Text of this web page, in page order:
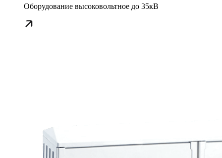
Оборудование высоковольтное до 35кВ